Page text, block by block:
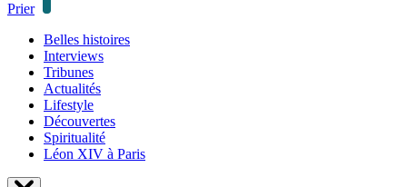
Prier
Belles histoires
Interviews
Tribunes
Actualités
Lifestyle
Découvertes
Spiritualité
Léon XIV à Paris